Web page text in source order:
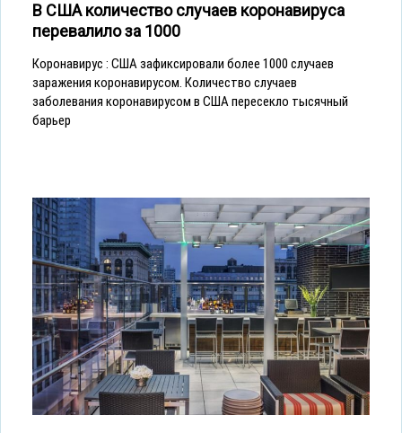
В США количество случаев коронавируса
перевалило за 1000
Коронавирус : США зафиксировали более 1000 случаев
заражения коронавирусом. Количество случаев
заболевания коронавирусом в США пересекло тысячный
барьер